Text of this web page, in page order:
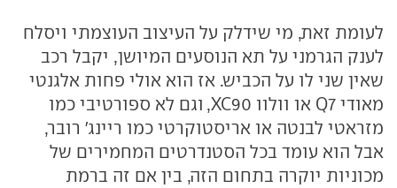
לעומת זאת, מי שידלק על העיצוב העוצמתי ויסלח
לענק הגרמני על תא הנוסעים המיושן, יקבל רכב
שאין שני לו על הכביש. אז הוא אולי פחות אלגנטי
מאודי Q7 או וולוו XC90, וגם לא ספורטיבי כמו
מזראטי לבנטה או אריסטוקרטי כמו ריינג' רובר,
אבל הוא עומד בכל הסטנדרטים המחמירים של
מכוניות יוקרה בתחום הזה, בין אם זה ברמת